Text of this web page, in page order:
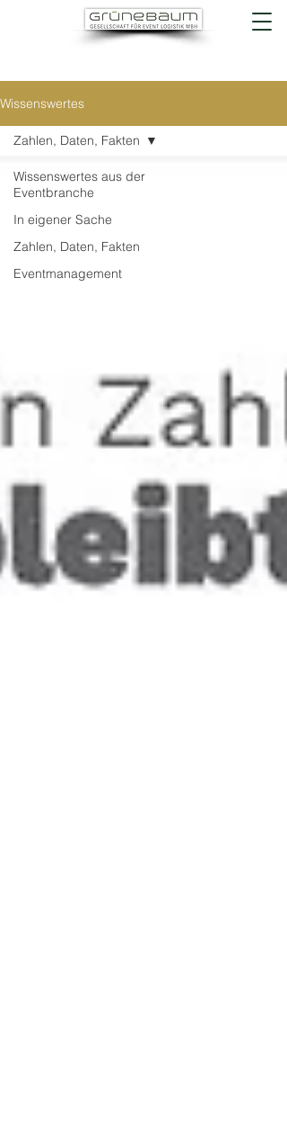
Wissenswertes
Wissenswertes aus der
Eventbranche
In eigener Sache
Zahlen, Daten, Fakten
Eventmanagement
Zahlen, Daten, Fakten